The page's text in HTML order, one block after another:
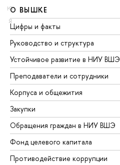
Ю
Я
О ВЫШКЕ
Цифры и факты
Руководство и структура
Устойчивое развитие в НИУ ВШЭ
Преподаватели и сотрудники
Корпуса и общежития
Закупки
Обращения граждан в НИУ ВШЭ
Фонд целевого капитала
Противодействие коррупции